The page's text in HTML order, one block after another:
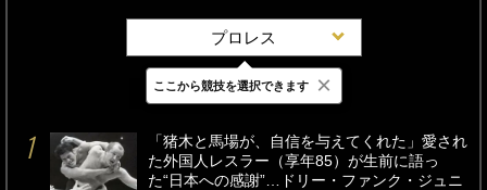
プロレス
最新 24時間 週間
「猪木と馬場が、自信を与えてくれた」愛され
た外国人レスラー（享年85）が生前に語っ
た“日本への感謝”…ドリー・ファンク・ジュニ
ここから競技を選択できます ×